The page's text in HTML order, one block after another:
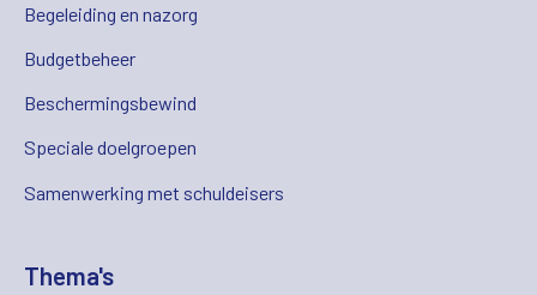
Begeleiding en nazorg
Budgetbeheer
Beschermingsbewind
Speciale doelgroepen
Samenwerking met schuldeisers
Thema's